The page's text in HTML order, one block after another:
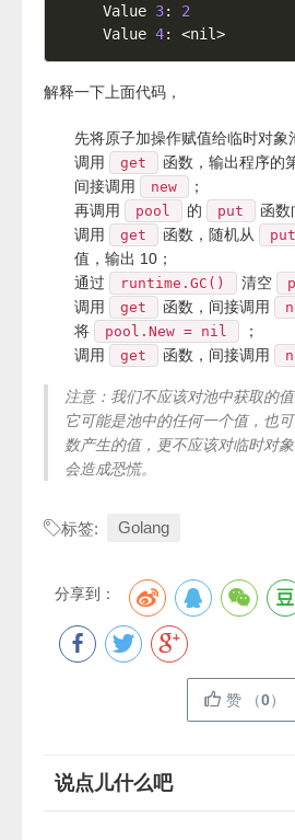
Value 3: 2
Value 4: <nil>
解释一下上面代码，
先将原子加操作赋值给临时对象
调用
get
函数，输出程序的
间接调用
new
；
再调用
pool 的 put
函数
调用
get 函数，随机从 put
值，输出 10；
通过
runtime.GC() 清空
调用
get 函数，间接调用
将
pool.New = nil
；
调用
get 函数，间接调用
注意：我们不应该对池中获取的
它可能是池中的任何一个值，也
数产生的值，更不应该对临时对
会造成恐慌。
标签: Golang
分享到：
赞 （0）
说点儿什么吧